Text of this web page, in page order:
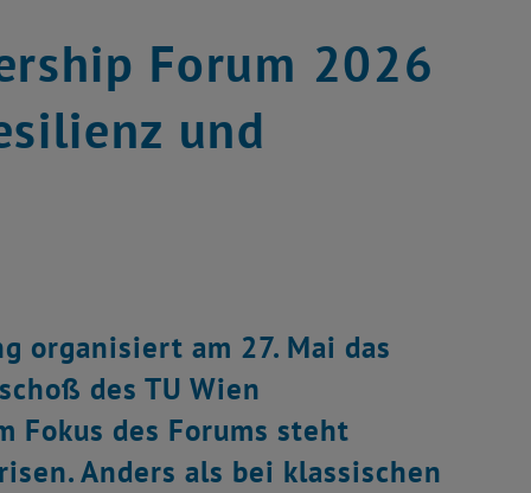
Forum 2026
und
organisiert am 27. Mai das
des TU Wien
Fokus des Forums steht
Anders als bei klassischen